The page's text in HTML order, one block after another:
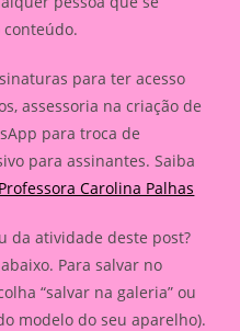
para ter acesso
assessoria na criação de
para troca de
para assinantes. Saiba
Carolina Palhas
da atividade deste post?
Para salvar no
“salvar na galeria” ou
modelo do seu aparelho).